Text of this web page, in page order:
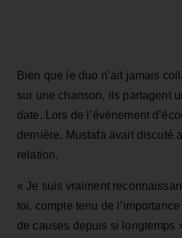
Bien que le duo n’ait jamais
sur une chanson, ils partagent
date. Lors de l’événement
dernière, Mustafa avait discuté
relation.
« Je suis vraiment
toi, compte tenu de
de causes depuis si longtemps